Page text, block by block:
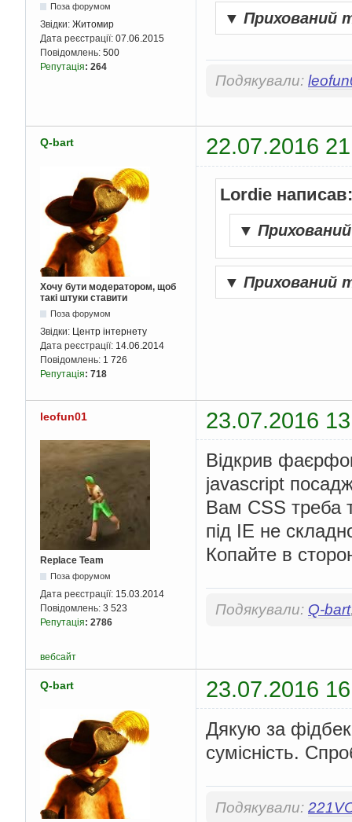
Поза форумом
Звідки: Житомир
Дата реєстрації: 07.06.2015
Повідомлень: 500
Репутація: 264
▼ Прихований
Подякували:
Q-bart 22.07.2016
Хочу бути модератором, щоб
такі штуки ставити
Поза форумом
Звідки: Центр інтернету
Дата реєстрації: 14.06.2014
Повідомлень: 1 726
Репутація: 718
Lordie написав:
▼
▼ Прихований
leofun01 23.07.2016
Replace Team
Поза форумом
Дата реєстрації: 15.03.2014
Повідомлень: 3 523
Репутація: 2786
Відкрив
javascript
Вам CSS треба
під IE не
Копайте в
Подякували: Q-bart
вебсайт
Q-bart 23.07.2016
Дякую за
сумісність.
Подякували: